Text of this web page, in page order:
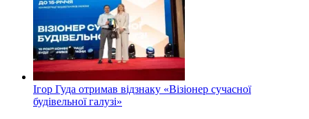
Ігор Гуда отримав відзнаку «Візіонер сучасної
будівельної галузі»